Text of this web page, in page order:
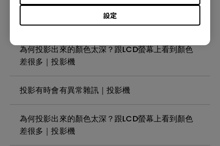
設定
我可以使用的 HDMI Cable線最長是多少？ |投影機
為何投影出來的顏色太深？跟LCD螢幕上看到顏色
差很多｜投影機
投影有時會有異常雜訊｜投影機
為何投影出來的顏色太深？跟LCD螢幕上看到顏色
差很多｜投影機